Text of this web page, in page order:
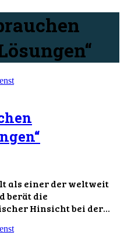
als einer der weltweit
berät die
Hinsicht bei der…